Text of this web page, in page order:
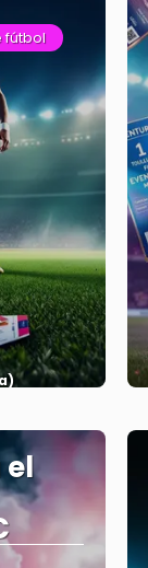
fútbol
el